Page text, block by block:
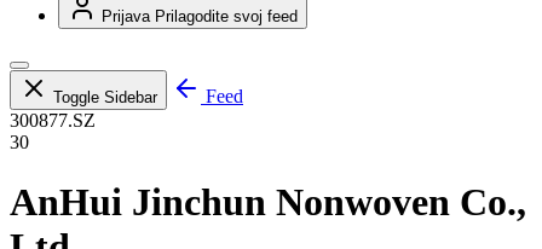
Prijava Prilagodite svoj feed
Toggle Sidebar
Feed
300877.SZ
30
AnHui Jinchun Nonwoven Co.,